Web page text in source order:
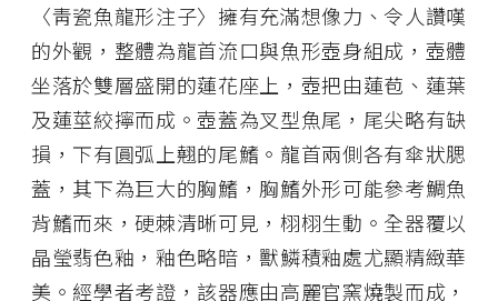
〈靑瓷魚龍形注子〉擁有充滿想像力、令人讚嘆
的外觀，整體為龍首流口與魚形壺身組成，壺體
坐落於雙層盛開的蓮花座上，壺把由蓮苞、蓮葉
及蓮莖絞擰而成。壺蓋為叉型魚尾，尾尖略有缺
損，下有圓弧上翹的尾鰭。龍首兩側各有傘狀腮
蓋，其下為巨大的胸鰭，胸鰭外形可能參考鯛魚
背鰭而來，硬棘清晰可見，栩栩生動。全器覆以
晶瑩翡色釉，釉色略暗，獸鱗積釉處尤顯精緻華
美。經學者考證，該器應由高麗官窯燒製而成，